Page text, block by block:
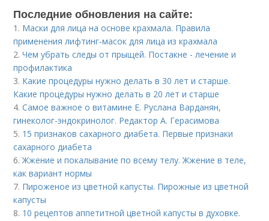
Последние обновления на сайте:
1. Маски для лица на основе крахмала. Правила
применения лифтинг-масок для лица из крахмала
2.Чем убрать следы от прыщей. Постакне - лечение и
профилактика
3. Какие процедуры нужно делать в 30 лет и старше.
Какие процедуры нужно делать в 20 лет и старше
4.Самое важное о витамине Е. Руслана Варданян,
гинеколог-эндокринолог. Редактор А. Герасимова
5. 15 признаков сахарного диабета. Первые признаки
сахарного диабета
6.Жжение и покалывание по всему телу. Жжение в теле,
как вариант нормы
7. Пироженое из цветной капусты. Пирожные из цветной
капусты
8. 10 рецептов аппетитной цветной капусты в духовке.